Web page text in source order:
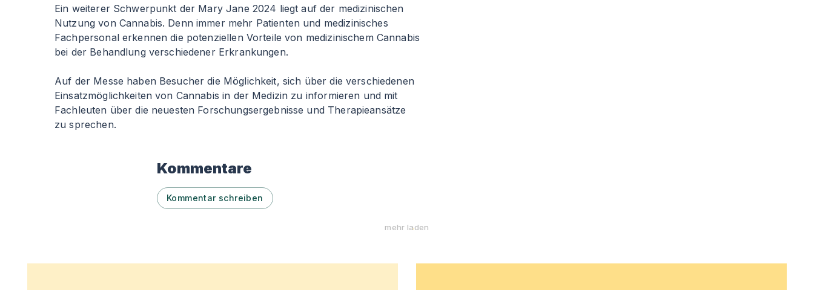
Ein weiterer Schwerpunkt der Mary Jane 2024 liegt auf der medizinischen
Nutzung von Cannabis. Denn immer mehr Patienten und medizinisches
Fachpersonal erkennen die potenziellen Vorteile von medizinischem Cannabis
bei der Behandlung verschiedener Erkrankungen.
Auf der Messe haben Besucher die Möglichkeit, sich über die verschiedenen
Einsatzmöglichkeiten von Cannabis in der Medizin zu informieren und mit
Fachleuten über die neuesten Forschungsergebnisse und Therapieansätze
zu sprechen.
Kommentare
Kommentar schreiben
mehr laden